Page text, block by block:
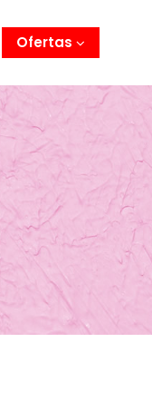
Ofertas